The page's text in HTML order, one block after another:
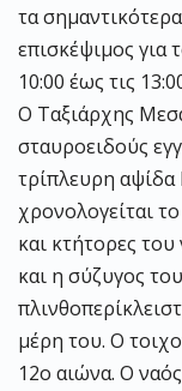
τα
επισκέψιμος για
10:00 έως τις
Ο Ταξιάρχης
σταυροειδούς
τρίπλευρη
χρονολογείται
και κτήτορες
και η σύζυγος
μέρη του. Ο
12ο αιώνα. Ο